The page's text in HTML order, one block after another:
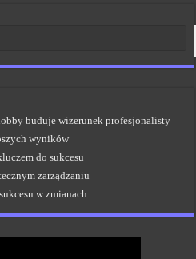
buduje wizerunek profesjonalisty
wyników
do sukcesu
zarządzaniu
w zmianach